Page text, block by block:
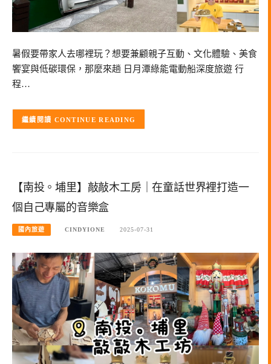
暑假要帶家人去哪裡玩？想要兼顧親子互動、文化體驗、美食
饗宴與低碳環保，那麼來趟 日月潭綠能電動船深度旅遊 行
程…
CONTINUE READING
【南投。埔里】敲敲木工房｜在童話世界裡打造一
個自己專屬的音樂盒
國內旅遊 CINDYIONE 2025-07-31